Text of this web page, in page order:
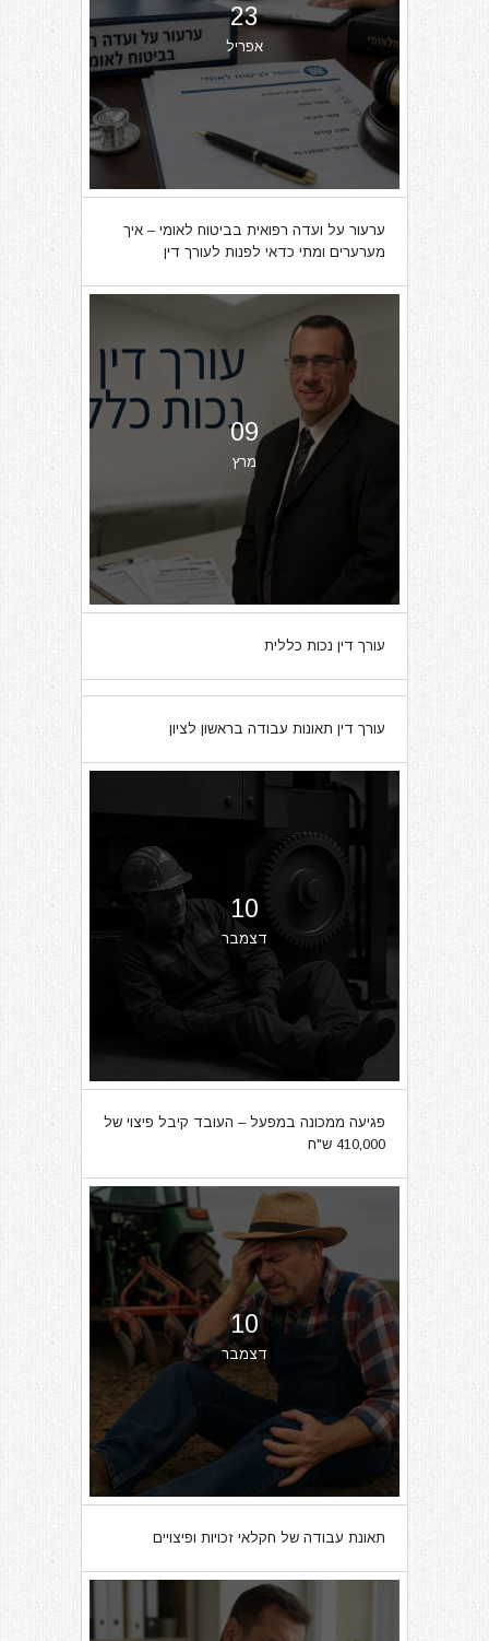
23
אפריל
ערעור על ועדה רפואית בביטוח לאומי – איך
מערערים ומתי כדאי לפנות לעורך דין
09
מרץ
עורך דין נכות כללית
07
מרץ
עורך דין תאונות עבודה בראשון לציון
10
דצמבר
פגיעה ממכונה במפעל – העובד קיבל פיצוי של
410,000 ש"ח
10
דצמבר
תאונת עבודה של חקלאי זכויות ופיצויים